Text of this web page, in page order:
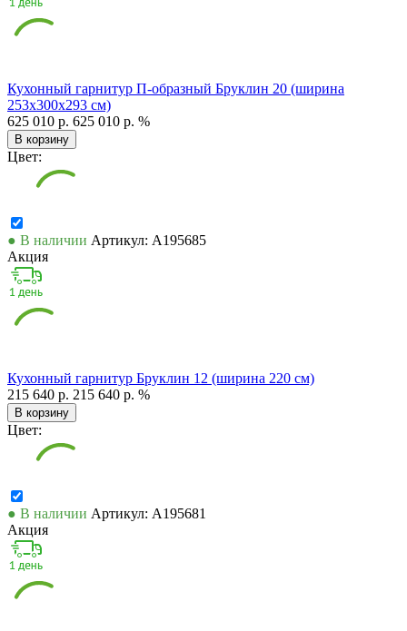
Кухонный гарнитур П-образный Бруклин 20 (ширина
253х300х293 см)
625 010 р. 625 010 р. %
В корзину
Цвет:
● В наличии Артикул: А195685
Акция
Кухонный гарнитур Бруклин 12 (ширина 220 см)
215 640 р. 215 640 р. %
В корзину
Цвет:
● В наличии Артикул: А195681
Акция